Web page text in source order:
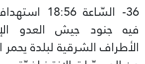
36- السّاعة
فيه جنود جيش العدو
الأطراف الشرقية لبلدة